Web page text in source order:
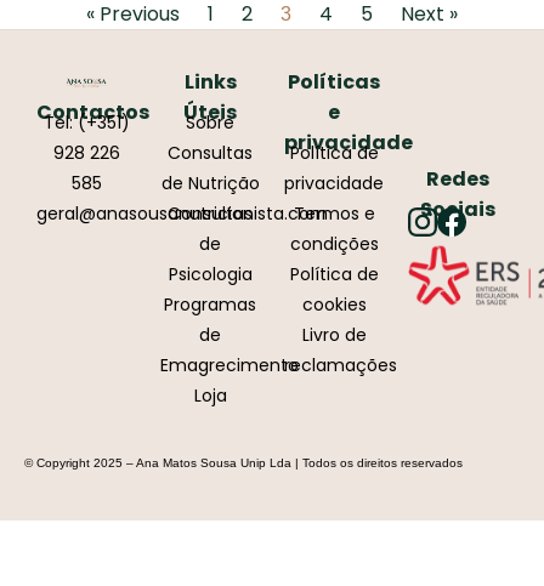
« Previous 1 2 3 4 5 Next »
Contactos
Tel: (+351)
928 226
585
geral@anasousanutricionista.com
Links
Úteis
Sobre
Consultas
de Nutrição
Consultas
de
Psicologia
Programas
de
Emagrecimento
Loja
Políticas
e
privacidade
Política de
privacidade
Termos e
condições
Política de
cookies
Livro de
reclamações
Redes
Sociais
© Copyright 2025 – Ana Matos Sousa Unip Lda | Todos os direitos reservados